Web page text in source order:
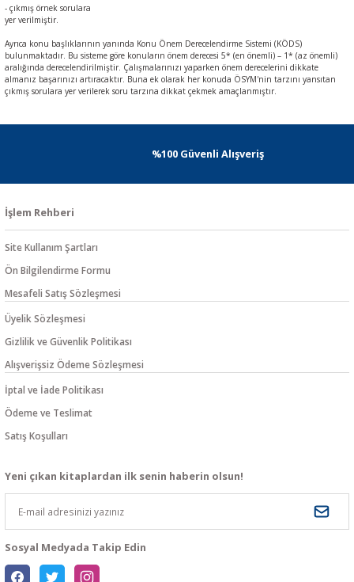
- çıkmış örnek sorulara
yer verilmiştir.
Ayrıca konu başlıklarının yanında Konu Önem Derecelendirme Sistemi (KÖDS)
bulunmaktadır. Bu sisteme göre konuların önem derecesi 5* (en önemli) – 1* (az önemli)
aralığında derecelendirilmiştir. Çalışmalarınızı yaparken önem derecelerini dikkate
almanız başarınızı artıracaktır. Buna ek olarak her konuda ÖSYM'nin tarzını yansıtan
çıkmış sorulara yer verilerek soru tarzına dikkat çekmek amaçlanmıştır.
%100 Güvenli Alışveriş
İşlem Rehberi
Site Kullanım Şartları
Ön Bilgilendirme Formu
Mesafeli Satış Sözleşmesi
Üyelik Sözleşmesi
Gizlilik ve Güvenlik Politikası
Alışverişsiz Ödeme Sözleşmesi
İptal ve İade Politikası
Ödeme ve Teslimat
Satış Koşulları
Yeni çıkan kitaplardan ilk senin haberin olsun!
Sosyal Medyada Takip Edin